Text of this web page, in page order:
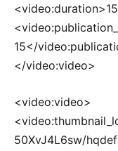
15</
</video:video>
<video:video>
50XvJ4L6sw/